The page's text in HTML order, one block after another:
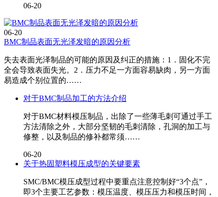
06-20
06-20
BMC制品表面无光泽发暗的原因分析
失去表面光泽制品的可能的原因及纠正的措施：1．固化不完
全会导致表面失光。2．压力不足一方面容易缺肉，另一方面
易造成个别位置的……
对于BMC制品加工的方法介绍
对于BMC材料模压制品，出除了一些薄毛刺可通过手工
方法清除之外，大部分坚韧的毛刺清除，孔洞的加工与
修整，以及制品的修补都常须……
06-20
关于热固塑料模压成型的关键要素
SMC/BMC模压成型过程中要重点注意控制好“3个点”，
即3个主要工艺参数：模压温度、模压压力和模压时间，